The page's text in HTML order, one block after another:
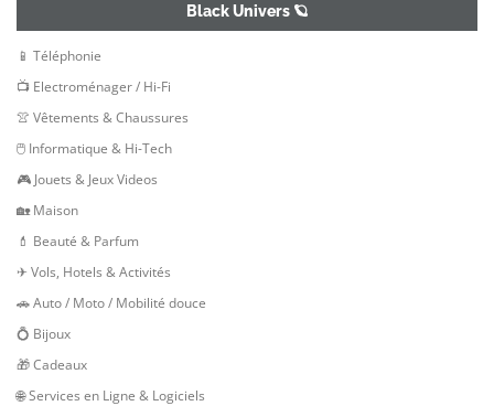
Black Univers 🪐
📱 Téléphonie
📺 Electroménager / Hi-Fi
👚 Vêtements & Chaussures
🖱 Informatique & Hi-Tech
🎮 Jouets & Jeux Videos
🏡 Maison
💄 Beauté & Parfum
✈ Vols, Hotels & Activités
🚗 Auto / Moto / Mobilité douce
💍 Bijoux
🎁 Cadeaux
🌐 Services en Ligne & Logiciels